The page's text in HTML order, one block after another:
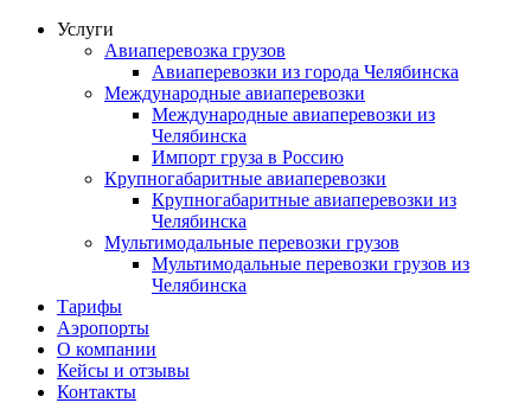
Услуги
Авиаперевозка грузов
Авиаперевозки из города Челябинска
Международные авиаперевозки
Международные авиаперевозки из
Челябинска
Импорт груза в Россию
Крупногабаритные авиаперевозки
Крупногабаритные авиаперевозки из
Челябинска
Мультимодальные перевозки грузов
Мультимодальные перевозки грузов из
Челябинска
Тарифы
Аэропорты
О компании
Кейсы и отзывы
Контакты